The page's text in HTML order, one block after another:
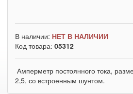
В наличии: НЕТ В НАЛИЧИИ
Код товара: 05312
Амперметр постоянного тока,
2,5, со встроенным шунтом.